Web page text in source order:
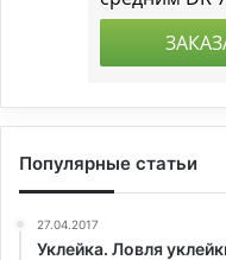
Популярные статьи
27.04.2017
Уклейка. Ловля